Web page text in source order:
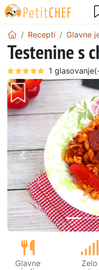
Recepti Glavne
Testenine s
Prejšnji
Glavne
Zelo